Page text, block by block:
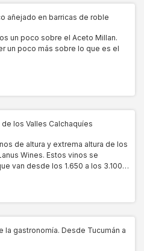
añejado en barricas de roble
un poco sobre el Aceto Millan.
un poco más sobre lo que es el
los Valles Calchaquíes
de altura y extrema altura de los
Wines. Estos vinos se
van desde los 1.650 a los 3.100
la gastronomía. Desde Tucumán a